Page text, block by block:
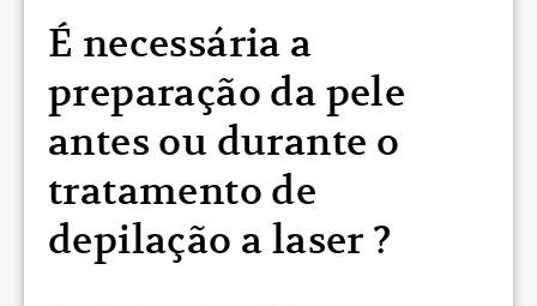
É necessária a
preparação da pele
antes ou durante o
tratamento de
depilação a laser ?